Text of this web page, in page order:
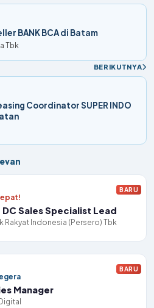
BANK BCA di Batam
Tbk
BERIKUTNYA
Coordinator SUPER INDO
Sales Specialist Lead
Rakyat Indonesia (Persero) Tbk
BARU
Manager
BARU